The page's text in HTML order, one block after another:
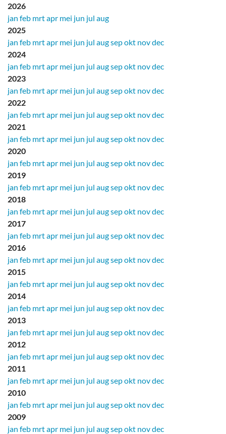
2026
jan feb mrtapr mei jun jul aug
2025
jan feb mrtapr mei jun jul augsepokt novdec
2024
jan feb mrtapr mei jun jul augsepokt novdec
2023
jan feb mrtapr mei jun jul augsepokt novdec
2022
jan feb mrtapr mei jun jul augsepokt novdec
2021
jan feb mrtapr mei jun jul augsepokt novdec
2020
jan feb mrtapr mei jun jul augsepokt novdec
2019
jan feb mrtapr mei jun jul augsepokt novdec
2018
jan feb mrtapr mei jun jul augsepokt novdec
2017
jan feb mrtapr mei jun jul augsepokt novdec
2016
jan feb mrtapr mei jun jul augsepokt novdec
2015
jan feb mrtapr mei jun jul augsepokt novdec
2014
jan feb mrtapr mei jun jul augsepokt novdec
2013
jan feb mrtapr mei jun jul augsepokt novdec
2012
jan feb mrtapr mei jun jul augsepokt novdec
2011
jan feb mrtapr mei jun jul augsepokt novdec
2010
jan feb mrtapr mei jun jul augsepokt novdec
2009
jan feb mrtapr mei jun jul augsepokt novdec